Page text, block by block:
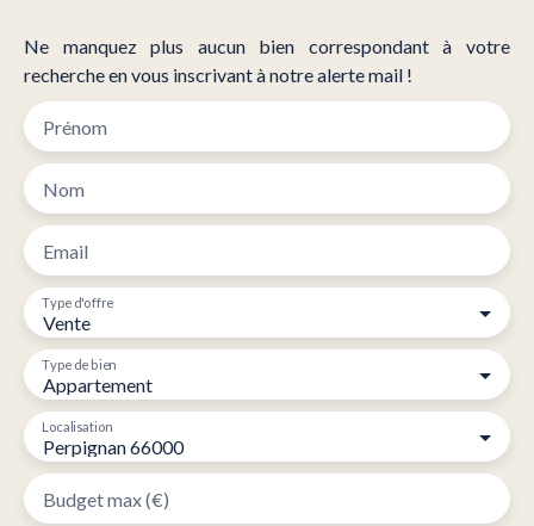
Ne manquez plus aucun bien correspondant à votre
recherche en vous inscrivant à notre alerte mail !
Prénom
Nom
Email
Vente
Type d'offre
Appartement
Type de bien
Perpignan 66000
Localisation
Budget max (€)